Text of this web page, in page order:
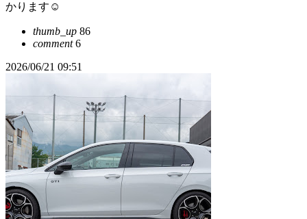
かります☺️
thumb_up 86
comment6
2026/06/21 09:51